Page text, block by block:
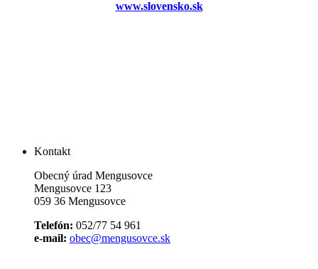
www.slovensko.sk
Kontakt
Obecný úrad Mengusovce
Mengusovce 123
059 36 Mengusovce
Telefón: 052/77 54 961
e-mail: obec@mengusovce.sk